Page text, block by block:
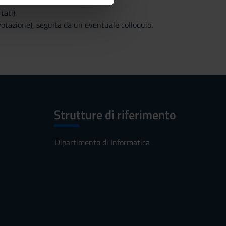
che hai fornito loro o
seguita da un eventuale colloquio.
Strutture di riferimento
Dipartimento di Informatica